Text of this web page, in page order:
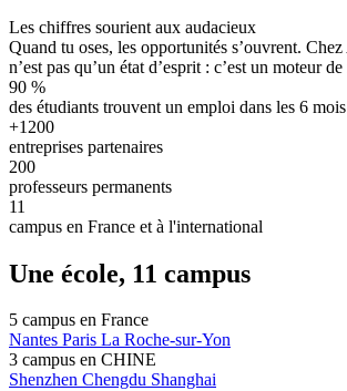
Les chiffres sourient aux audacieux
Quand tu oses, les opportunités s’ouvrent.
n’est pas qu’un état d’esprit : c’est un moteur
90 %
des étudiants trouvent un emploi dans les 6 mois
+1200
entreprises partenaires
200
professeurs permanents
11
campus en France et à l'international
Une école, 11 campus
5 campus en France
Nantes Paris La Roche-sur-Yon
3 campus en CHINE
Shenzhen Chengdu Shanghai